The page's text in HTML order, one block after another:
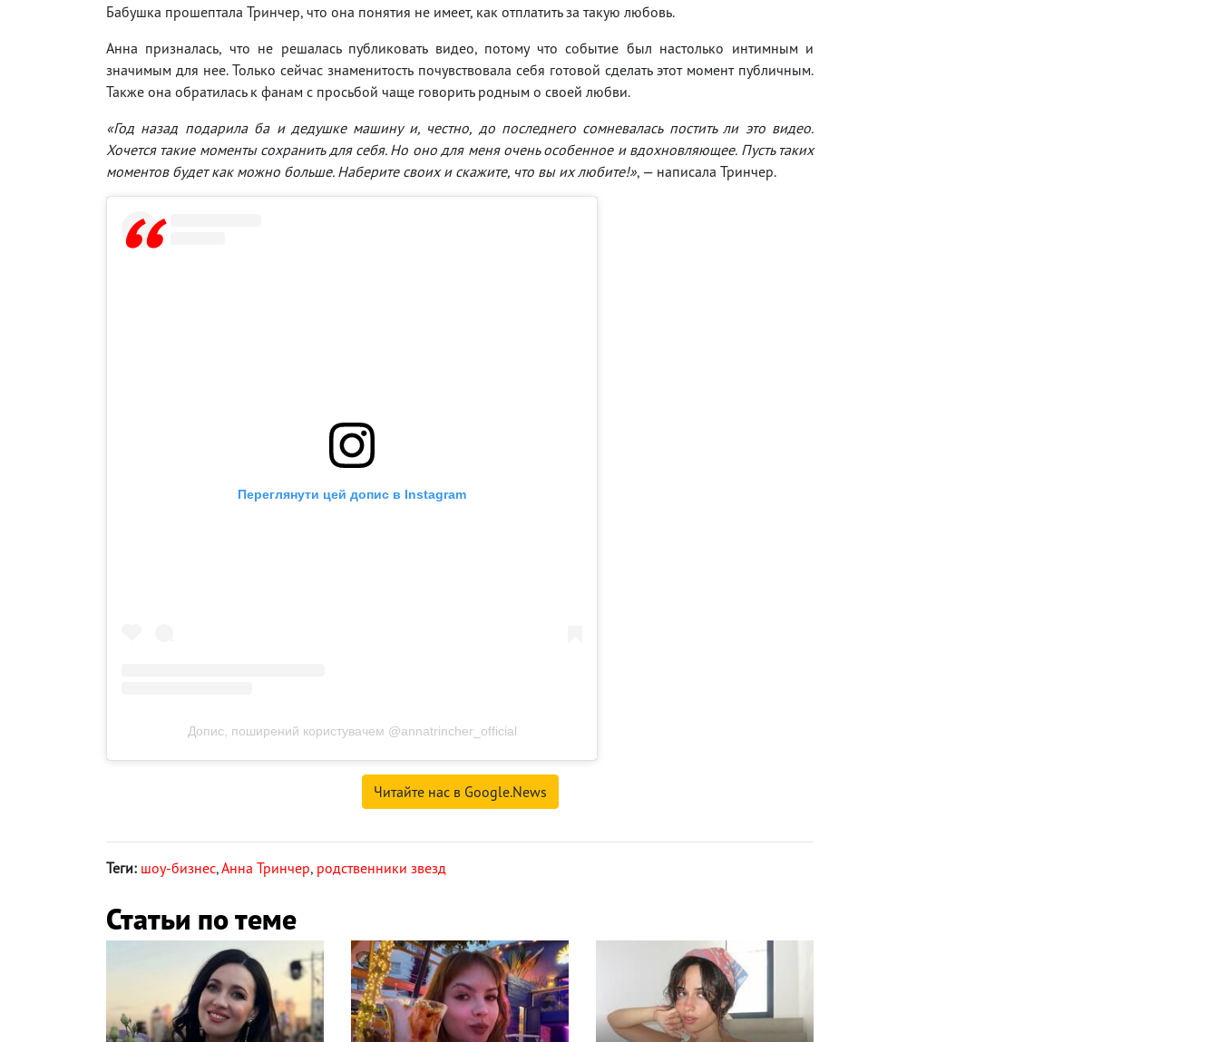
Бабушка прошептала Тринчер, что она понятия не имеет, как отплатить за такую ​​любовь.
Анна призналась, что не решалась публиковать видео, потому что событие был настолько интимным и
значимым для нее. Только сейчас знаменитость почувствовала себя готовой сделать этот момент публичным.
Также она обратилась к фанам с просьбой чаще говорить родным о своей любви.
«Год назад подарила ба и дедушке машину и, честно, до последнего сомневалась постить ли это видео.
Хочется такие моменты сохранить для себя. Но оно для меня очень особенное и вдохновляющее. Пусть таких
моментов будет как можно больше. Наберите своих и скажите, что вы их любите!», — написала Тринчер.
Переглянути цей допис в Instagram
Допис, поширений користувачем @annatrincher_official
Читайте нас в Google.News
Теги: шоу-бизнес,Анна Тринчер, родственники звезд
Статьи по теме